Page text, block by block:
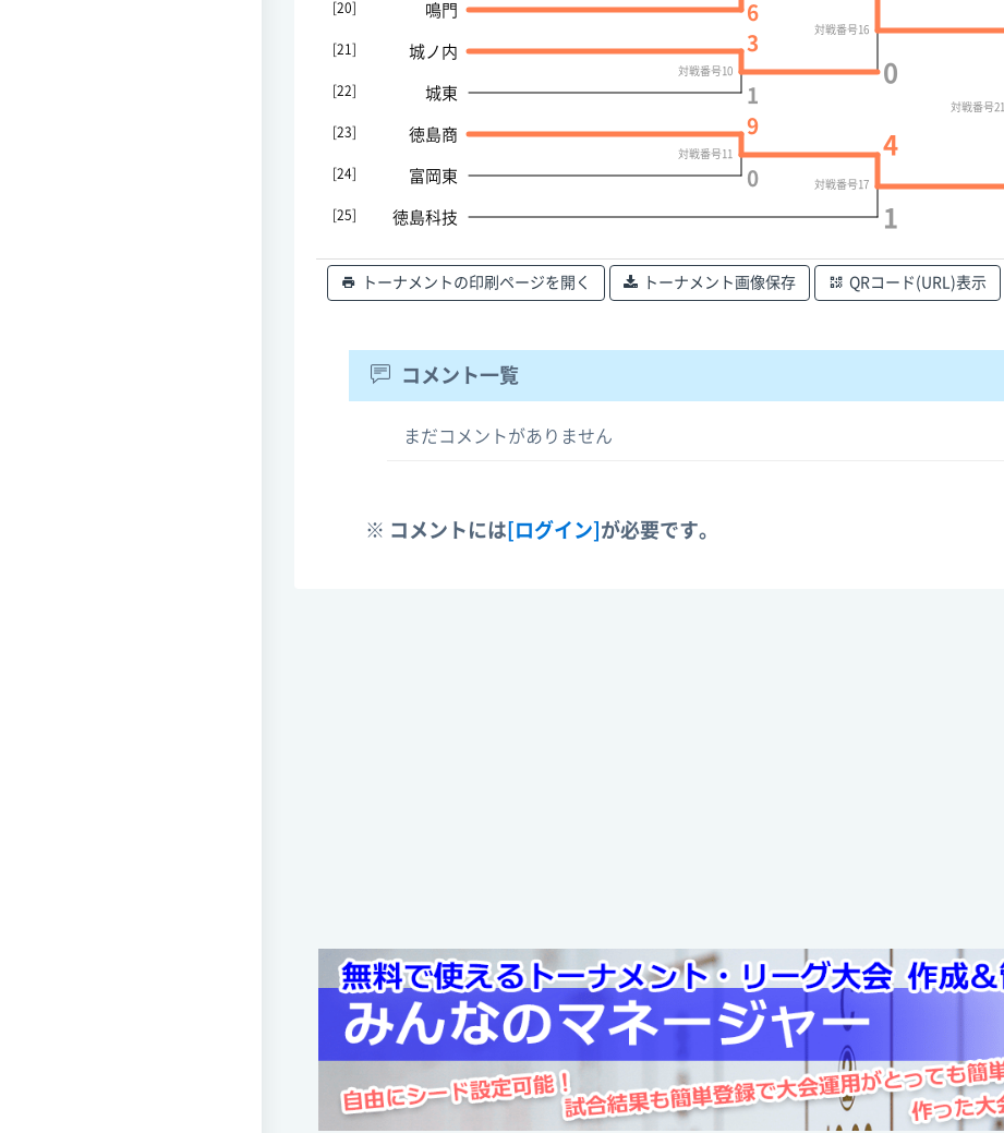
対戦番号10
対戦番号11
対戦番号16
対戦番号17
対戦番号21
6
3
1
9
0
0
4
1
[20]
[21]
[22]
[23]
[24]
[25]
鳴門
城ノ内
城東
徳島商
富岡東
徳島科技
トーナメントの印刷ページを開く トーナメント画像保存 QRコード(URL)表示
コメント一覧
まだコメントがありません
※ コメントには [ログイン] が必要です。